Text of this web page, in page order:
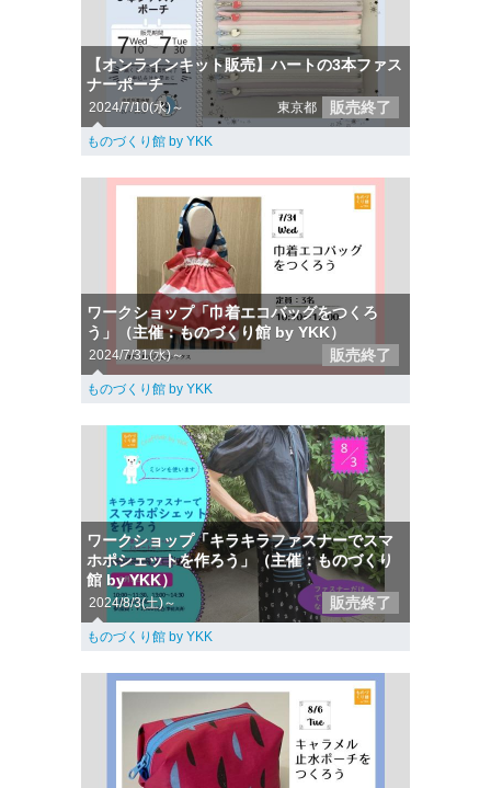
【オンラインキット販売】ハートの3本ファス
ナーポーチ
2024/7/10(水)～ 東京都 販売終了
ものづくり館 by YKK
ワークショップ「巾着エコバッグをつくろ
う」（主催：ものづくり館 by YKK）
2024/7/31(水)～ 販売終了
ものづくり館 by YKK
ワークショップ「キラキラファスナーでスマ
ホポシェットを作ろう」（主催：ものづくり
館 by YKK）
2024/8/3(土)～ 販売終了
ものづくり館 by YKK